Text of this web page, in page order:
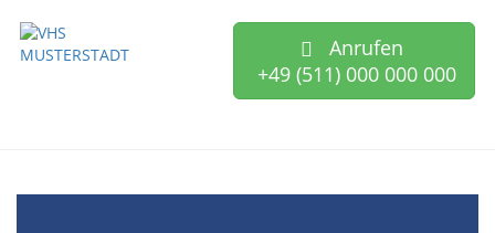
Anrufen
+49 (511) 000 000 000